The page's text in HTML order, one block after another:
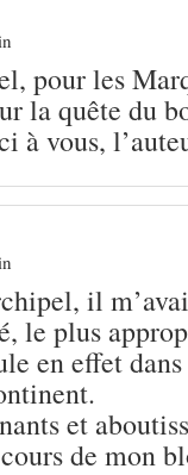
pour les
la quête du
à vous,
il
le plus
en effet
et
de mon